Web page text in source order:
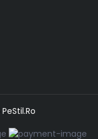
PeStil.Ro